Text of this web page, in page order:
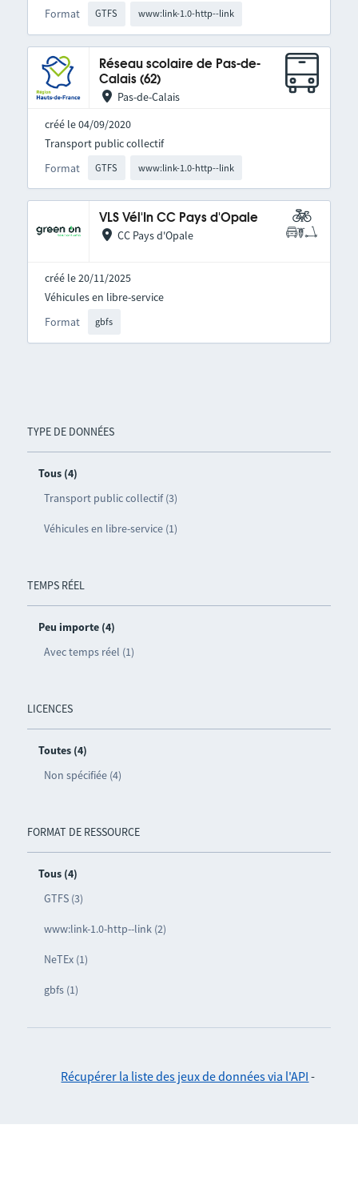
TYPE DE DONNÉES
Tous (4)
Transport public collectif (3)
Véhicules en libre-service (1)
TEMPS RÉEL
Peu importe (4)
Avec temps réel (1)
LICENCES
Toutes (4)
Non spécifiée (4)
FORMAT DE RESSOURCE
Tous (4)
GTFS (3)
www:link-1.0-http--link (2)
NeTEx (1)
gbfs (1)
Format GTFS www:link-1.0-http--link
Réseau scolaire de Pas-de-
Calais (62)
Pas-de-Calais
créé le 04/09/2020
Format GTFS www:link-1.0-http--link
Transport public collectif
VLS Vél'In CC Pays d'Opale
CC Pays d'Opale
créé le 20/11/2025
Format gbfs
Véhicules en libre-service
Récupérer la liste des jeux de données via l'API -